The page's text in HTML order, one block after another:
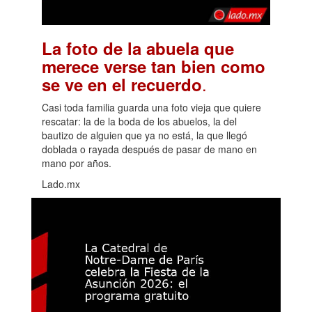
La foto de la abuela que
merece verse tan bien como
se ve en el recuerdo.
Casi toda familia guarda una foto vieja que quiere
rescatar: la de la boda de los abuelos, la del
bautizo de alguien que ya no está, la que llegó
doblada o rayada después de pasar de mano en
mano por años.
Lado.mx